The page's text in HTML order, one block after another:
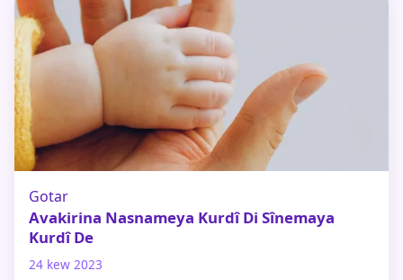
Gotar
Avakirina Nasnameya Kurdî Di Sînemaya
Kurdî De
24 kew 2023